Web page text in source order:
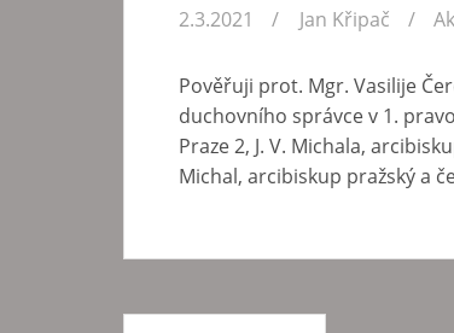
2.3.2021 Jan Křipač
Pověřuji prot. Mgr. Vasilije
duchovního správce v 1.
Praze 2, J. V. Michala,
Michal, arcibiskup pražský a